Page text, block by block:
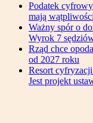
Podatek
mają wątpliwości
Ważny spór o
Wyrok 7
Rząd chce
od 2027 roku
Resort
Jest projekt